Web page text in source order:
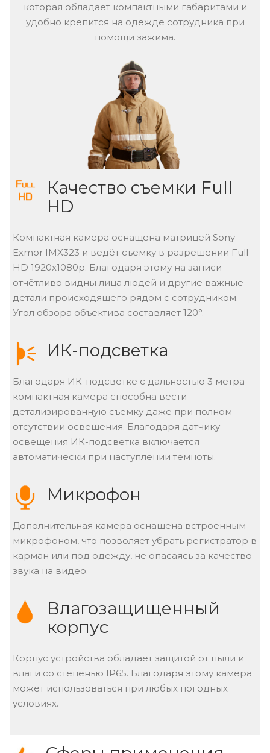
которая обладает компактными габаритами и
удобно крепится на одежде сотрудника при
помощи зажима.
Качество съемки Full
HD
Компактная камера оснащена матрицей Sony
Exmor IMX323 и ведёт съемку в разрешении Full
HD 1920x1080p. Благодаря этому на записи
отчётливо видны лица людей и другие важные
детали происходящего рядом с сотрудником.
Угол обзора объектива составляет 120°.
ИК-подсветка
Благодаря ИК-подсветке с дальностью 3 метра
компактная камера способна вести
детализированную съемку даже при полном
отсутствии освещения. Благодаря датчику
освещения ИК-подсветка включается
автоматически при наступлении темноты.
Микрофон
Дополнительная камера оснащена встроенным
микрофоном, что позволяет убрать регистратор в
карман или под одежду, не опасаясь за качество
звука на видео.
Влагозащищенный
корпус
Корпус устройства обладает защитой от пыли и
влаги со степенью IP65. Благодаря этому камера
может использоваться при любых погодных
условиях.